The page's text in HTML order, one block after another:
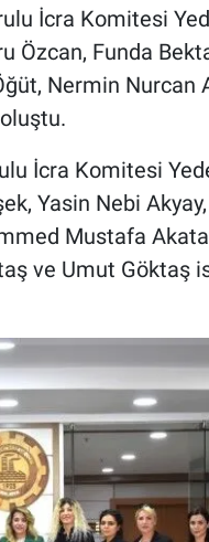
İcra Komitesi
Özcan, Funda
Nermin Nurcan
İcra Komitesi
Yasin Nebi
Mustafa
ve Umut Göktaş